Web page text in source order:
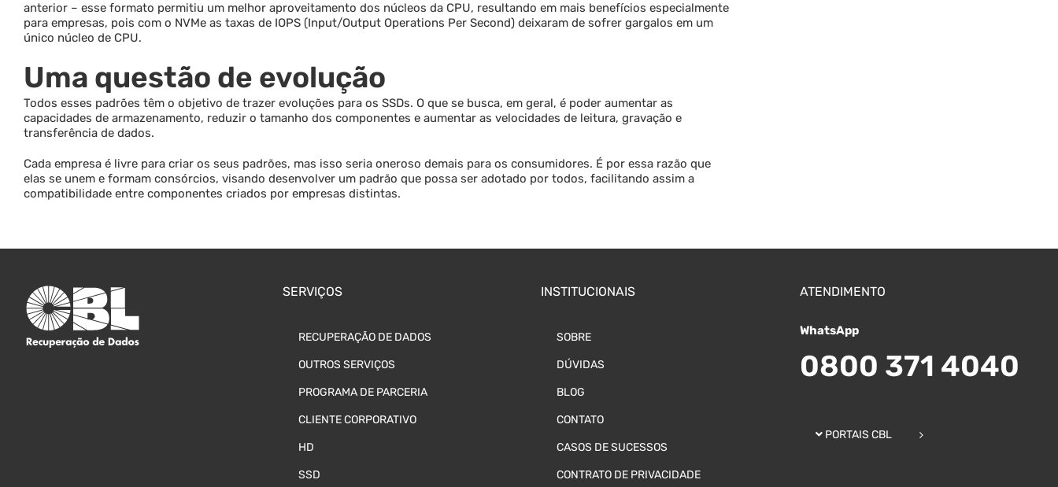
anterior – esse formato permitiu um melhor aproveitamento dos núcleos da CPU, resultando em mais benefícios especialmente
para empresas, pois com o NVMe as taxas de IOPS (Input/Output Operations Per Second) deixaram de sofrer gargalos em um
único núcleo de CPU.
Uma questão de evolução
Todos esses padrões têm o objetivo de trazer evoluções para os SSDs. O que se busca, em geral, é poder aumentar as
capacidades de armazenamento, reduzir o tamanho dos componentes e aumentar as velocidades de leitura, gravação e
transferência de dados.
Cada empresa é livre para criar os seus padrões, mas isso seria oneroso demais para os consumidores. É por essa razão que
elas se unem e formam consórcios, visando desenvolver um padrão que possa ser adotado por todos, facilitando assim a
compatibilidade entre componentes criados por empresas distintas.
SERVIÇOS
RECUPERAÇÃO DE DADOS
OUTROS SERVIÇOS
PROGRAMA DE PARCERIA
CLIENTE CORPORATIVO
HD
SSD
INSTITUCIONAIS
SOBRE
DÚVIDAS
BLOG
CONTATO
CASOS DE SUCESSOS
CONTRATO DE PRIVACIDADE
ATENDIMENTO
WhatsApp
0800 371 4040
PORTAIS CBL